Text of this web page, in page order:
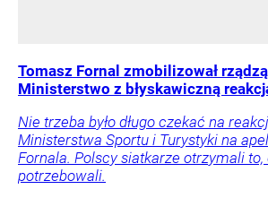
Tomasz Fornal zmobilizował
Ministerstwo z błyskawiczną
Nie trzeba było długo czekać na
Ministerstwa Sportu i Turystyki na
Fornala. Polscy siatkarze otrzymali to,
potrzebowali.